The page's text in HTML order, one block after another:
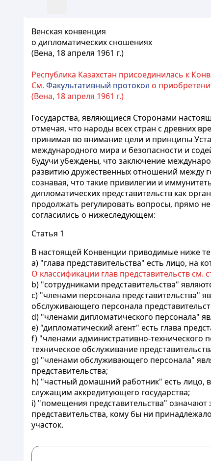
Венская конвенция
о дипломатических сношениях
(Вена, 18 апреля 1961 г.)
Республика Казахстан присоединилась к
См. Факультативный протокол о
(Вена, 18 апреля 1961 г.)
Государства, являющиеся Сторонами
отмечая, что народы всех стран с древних
принимая во внимание цели и принципы
международного мира и безопасности и
будучи убеждены, что заключение
развитию дружественных отношений между
сознавая, что такие привилегии и
дипломатических представительств как
продолжать регулировать вопросы, прямо
согласились о нижеследующем:
Статья 1
В настоящей Конвенции приводимые ниже
а) "глава представительства" есть лицо, на
О классификации глав представительств см.
b) "сотрудниками представительства"
с) "членами персонала представительства"
обслуживающего персонала
d) "членами дипломатического персонала"
е) "дипломатический агент" есть глава
f) "членами административно-технического
техническое обслуживание
g) "членами обслуживающего персонала"
представительства;
h) "частный домашний работник" есть лицо,
служащим аккредитующего государства;
i) "помещения представительства" означают
представительства, кому бы ни
участок.